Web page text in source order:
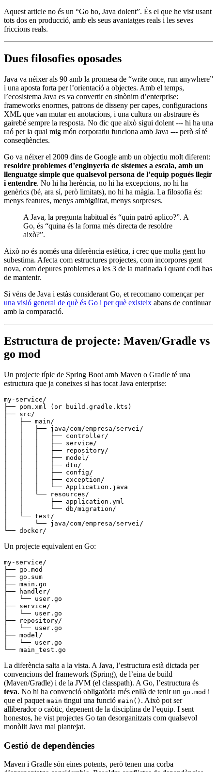
Aquest article no és un “Go bo, Java dolent”. És el que he vist usant
tots dos en producció, amb els seus avantatges reals i les seves
friccions reals.
Dues filosofies oposades
Java va néixer als 90 amb la promesa de “write once, run anywhere”
i una aposta forta per l’orientació a objectes. Amb el temps,
l’ecosistema Java es va convertir en sinònim d’enterprise:
frameworks enormes, patrons de disseny per capes, configuracions
XML que van mutar en anotacions, i una cultura on abstraure és
gairebé sempre la resposta. No dic que això sigui dolent --- hi ha una
raó per la qual mig món corporatiu funciona amb Java --- però sí té
conseqüències.
Go va néixer el 2009 dins de Google amb un objectiu molt diferent:
resoldre problemes d’enginyeria de sistemes a escala, amb un
llenguatge simple que qualsevol persona de l’equip pogués llegir
i entendre. No hi ha herència, no hi ha excepcions, no hi ha
genèrics (bé, ara sí, però limitats), no hi ha màgia. La filosofia és:
menys features, menys ambigüitat, menys sorpreses.
A Java, la pregunta habitual és “quin patró aplico?”. A
Go, és “quina és la forma més directa de resoldre
això?”.
Això no és només una diferència estètica, i crec que molta gent ho
subestima. Afecta com estructures projectes, com incorpores gent
nova, com depures problemes a les 3 de la matinada i quant codi has
de mantenir.
Si véns de Java i estàs considerant Go, et recomano començar per
una visió general de què és Go i per què existeix abans de continuar
amb la comparació.
Estructura de projecte: Maven/Gradle vs
go mod
Un projecte típic de Spring Boot amb Maven o Gradle té una
estructura que ja coneixes si has tocat Java enterprise:
my-service/
├── pom.xml (or build.gradle.kts)
├── src/
│   ├── main/
│   │   ├── java/com/empresa/servei/
│   │   │   ├── controller/
│   │   │   ├── service/
│   │   │   ├── repository/
│   │   │   ├── model/
│   │   │   ├── dto/
│   │   │   ├── config/
│   │   │   ├── exception/
│   │   │   └── Application.java
│   │   └── resources/
│   │       ├── application.yml
│   │       └── db/migration/
│   └── test/
│       └── java/com/empresa/servei/
└── docker/
Un projecte equivalent en Go:
my-service/
├── go.mod
├── go.sum
├── main.go
├── handler/
│   └── user.go
├── service/
│   └── user.go
├── repository/
│   └── user.go
├── model/
│   └── user.go
└── main_test.go
La diferència salta a la vista. A Java, l’estructura està dictada per
convencions del framework (Spring), de l’eina de build
(Maven/Gradle) i de la JVM (el classpath). A Go, l’estructura és
teva. No hi ha convenció obligatòria més enllà de tenir un go.mod i
que el paquet main tingui una funció main() . Això pot ser
alliberador o caòtic, depenent de la disciplina de l’equip. I sent
honestos, he vist projectes Go tan desorganitzats com qualsevol
monòlit Java mal plantejat.
Gestió de dependències
Maven i Gradle són eines potents, però tenen una corba